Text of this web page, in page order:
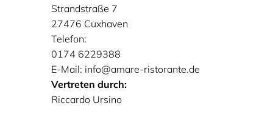
Strandstraße 7
27476 Cuxhaven
Telefon:
0174 6229388
E-Mail: info@amare-ristorante.de
Vertreten durch:
Riccardo Ursino